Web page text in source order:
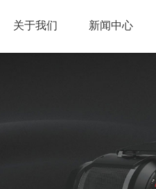
关于我们 新闻中心